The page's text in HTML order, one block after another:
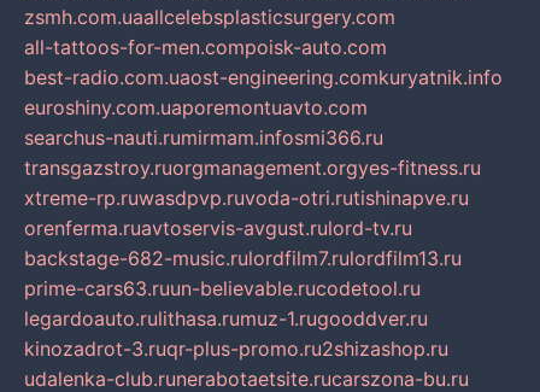
zsmh.com.uaallcelebsplasticsurgery.com
all-tattoos-for-men.compoisk-auto.com
best-radio.com.uaost-engineering.comkuryatnik.info
euroshiny.com.uaporemontuavto.com
searchus-nauti.rumirmam.infosmi366.ru
transgazstroy.ruorgmanagement.orgyes-fitness.ru
xtreme-rp.ruwasdpvp.ruvoda-otri.rutishinapve.ru
orenferma.ruavtoservis-avgust.rulord-tv.ru
backstage-682-music.rulordfilm7.rulordfilm13.ru
prime-cars63.ruun-believable.rucodetool.ru
legardoauto.rulithasa.rumuz-1.rugooddver.ru
kinozadrot-3.ruqr-plus-promo.ru2shizashop.ru
udalenka-club.runerabotaetsite.rucarszona-bu.ru